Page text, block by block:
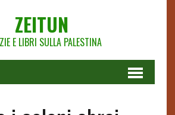
ZEITUN
E LIBRI SULLA PALESTINA